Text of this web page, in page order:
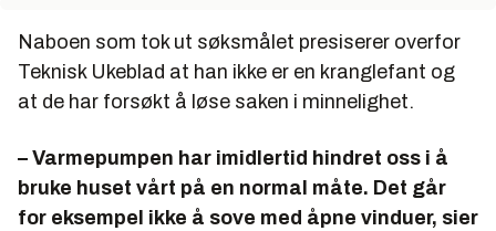
Naboen som tok ut søksmålet presiserer overfor
Teknisk Ukeblad at han ikke er en kranglefant og
at de har forsøkt å løse saken i minnelighet.
– Varmepumpen har imidlertid hindret oss i å
bruke huset vårt på en normal måte. Det går
for eksempel ikke å sove med åpne vinduer, sier